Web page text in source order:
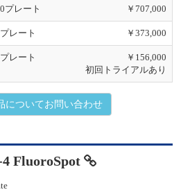
プレート ￥707,000
レート ￥373,000
レート
￥156,000
初回トライアルあり
についてお問い合わせ
FluoroSpot